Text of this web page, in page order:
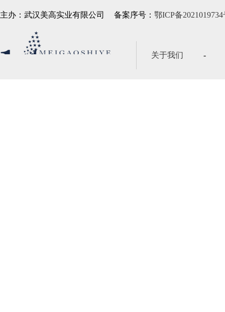
主办：武汉美高实业有限公司 备案序号： 鄂ICP备2021019734